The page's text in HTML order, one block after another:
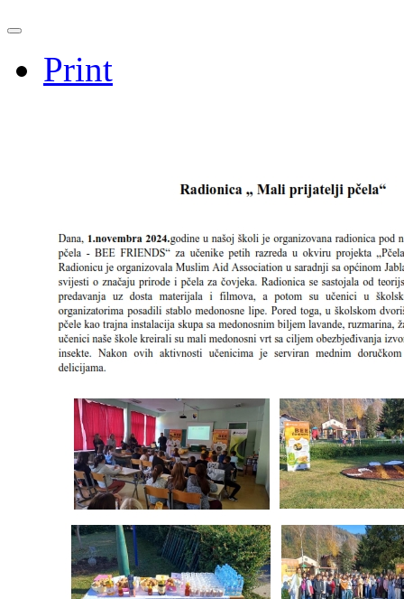
Print